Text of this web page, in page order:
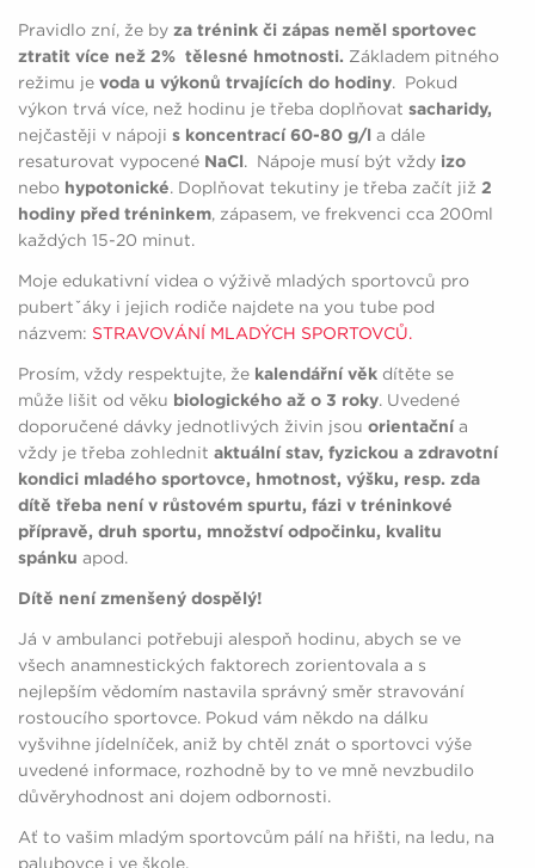
Pravidlo zní, že by za trénink či zápas neměl sportovec
ztratit více než 2% tělesné hmotnosti. Základem pitného
režimu je voda u výkonů trvajících do hodiny. Pokud
výkon trvá více, než hodinu je třeba doplňovat sacharidy,
nejčastěji v nápoji s koncentrací 60-80 g/l a dále
resaturovat vypocené NaCl. Nápoje musí být vždy izo
nebo hypotonické. Doplňovat tekutiny je třeba začít již 2
hodiny před tréninkem, zápasem, ve frekvenci cca 200ml
každých 15-20 minut.
Moje edukativní videa o výživě mladých sportovců pro
pubertˇáky i jejich rodiče najdete na you tube pod
názvem: STRAVOVÁNÍ MLADÝCH SPORTOVCŮ.
Prosím, vždy respektujte, že kalendářní věk dítěte se
může lišit od věku biologického až o 3 roky. Uvedené
doporučené dávky jednotlivých živin jsou orientačnía
vždy je třeba zohlednit aktuální stav, fyzickou a zdravotní
kondici mladého sportovce, hmotnost, výšku, resp. zda
dítě třeba není v růstovém spurtu, fázi v tréninkové
přípravě, druh sportu, množství odpočinku, kvalitu
spánku apod.
Dítě není zmenšený dospělý!
Já v ambulanci potřebuji alespoň hodinu, abych se ve
všech anamnestických faktorech zorientovala a s
nejlepším vědomím nastavila správný směr stravování
rostoucího sportovce. Pokud vám někdo na dálku
vyšvihne jídelníček, aniž by chtěl znát o sportovci výše
uvedené informace, rozhodně by to ve mně nevzbudilo
důvěryhodnost ani dojem odbornosti.
Ať to vašim mladým sportovcům pálí na hřišti, na ledu, na
palubovce i ve škole,